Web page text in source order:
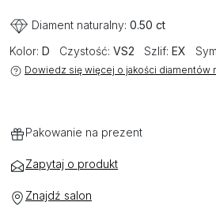
Diament naturalny: 0.50 ct
Kolor: D Czystość: VS2 Szlif: EX
Dowiedz się więcej o jakości diamentów
Pakowanie na prezent
Zapytaj o produkt
Znajdź salon